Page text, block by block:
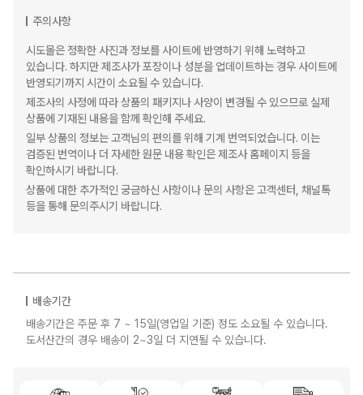
주의사항
시도몰은 정확한 사진과 정보를 사이트에 반영하기 위해 노력하고
있습니다. 하지만 제조사가 포장이나 성분을 업데이트하는 경우 사이트에
반영되기까지 시간이 소요될 수 있습니다.
제조사의 사정에 따라 상품의 패키지나 사양이 변경될 수 있으므로 실제
상품에 기재된 내용을 함께 확인해 주세요.
일부 상품의 정보는 고객님의 편의를 위해 기계 번역되었습니다. 이는
검증된 번역이나 더 자세한 원문 내용 확인은 제조사 홈페이지 등을
확인하시기 바랍니다.
상품에 대한 추가적인 궁금하신 사항이나 문의 사항은 고객센터, 채널톡
등을 통해 문의주시기 바랍니다.
배송기간
배송기간은 주문 후 7 ~ 15일(영업일 기준) 정도 소요될 수 있습니다.
도서산간의 경우 배송이 2~3일 더 지연될 수 있습니다.